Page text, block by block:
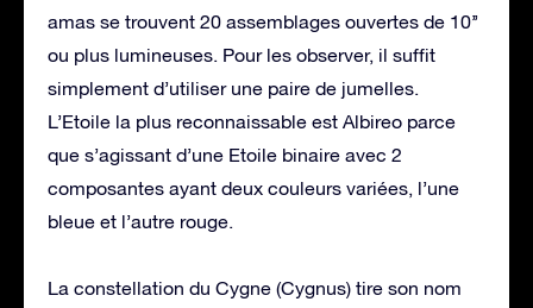
amas se trouvent 20 assemblages ouvertes de 10’’
ou plus lumineuses. Pour les observer, il suffit
simplement d’utiliser une paire de jumelles.
L’Etoile la plus reconnaissable est Albireo parce
que s’agissant d’une Etoile binaire avec 2
composantes ayant deux couleurs variées, l’une
bleue et l’autre rouge.
La constellation du Cygne (Cygnus) tire son nom